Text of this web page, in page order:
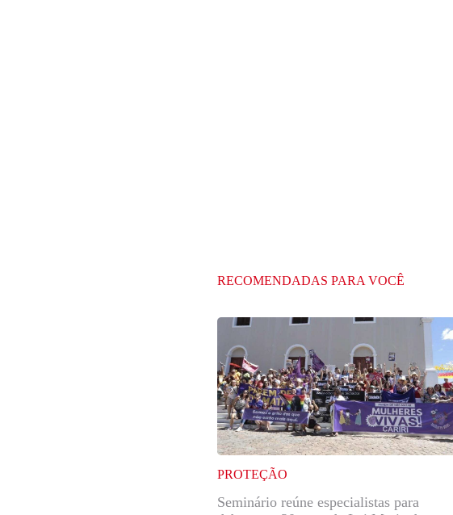
RECOMENDADAS PARA VOCÊ
PROTEÇÃO
Seminário reúne especialistas para